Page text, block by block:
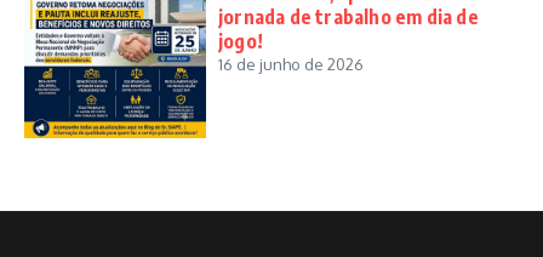
jornada de trabalho em dia de
jogo!
16 de junho de 2026